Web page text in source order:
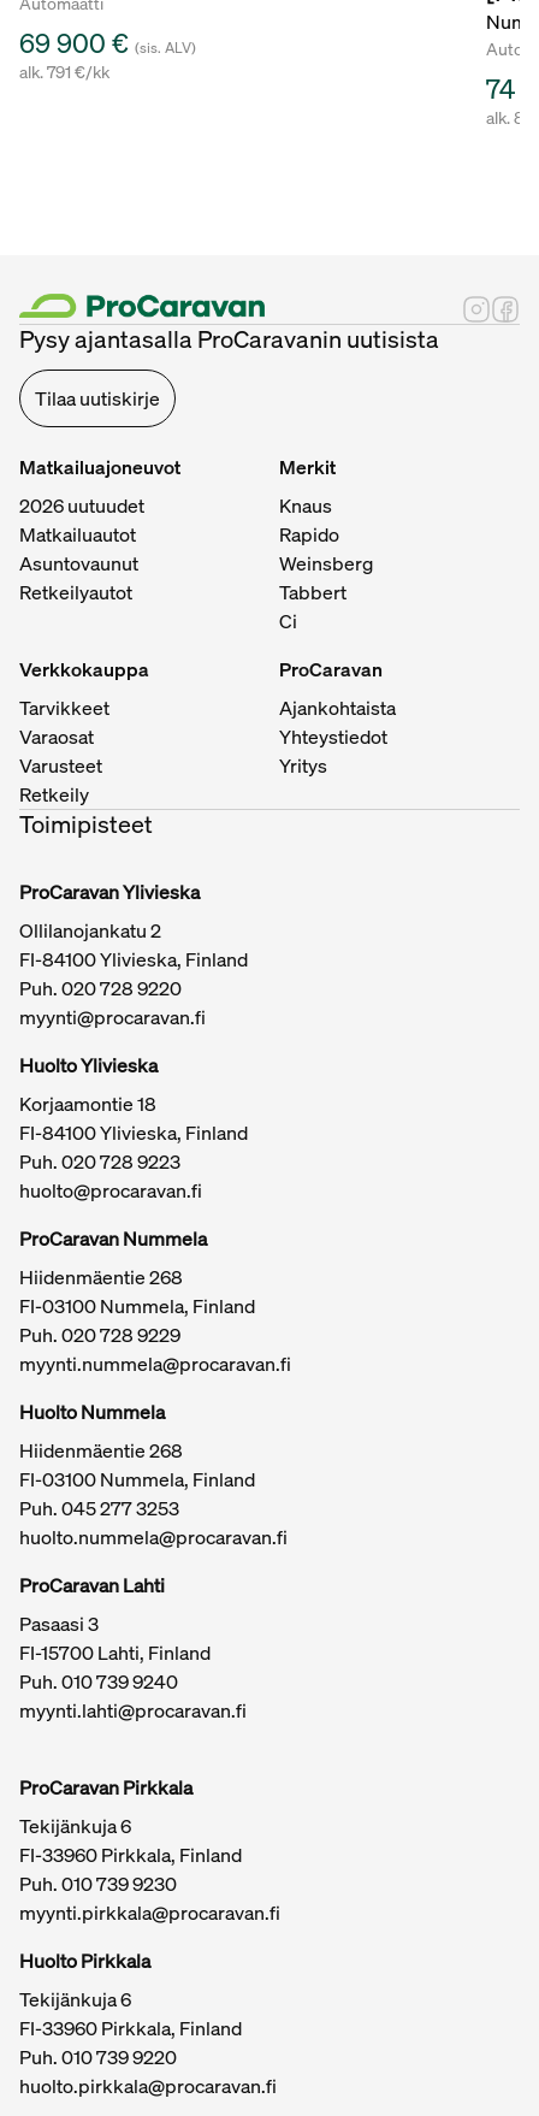
69 900 € (sis. ALV)
alk. 791 €/kk 74
alk.
Tärkeitä linkkejä / sivukartta
Pysy ajantasalla ProCaravanin uutisista
Tilaa uutiskirje
Matkailuajoneuvot
2026 uutuudet
Matkailuautot
Asuntovaunut
Retkeilyautot
Merkit
Knaus
Rapido
Weinsberg
Tabbert
Ci
Verkkokauppa
Tarvikkeet
Varaosat
Varusteet
Retkeily
ProCaravan
Ajankohtaista
Yhteystiedot
Yritys
Toimipisteet
ProCaravan Ylivieska
Ollilanojankatu 2
FI-84100 Ylivieska, Finland
Puh.020 728 9220
myynti@procaravan.fi
Huolto Ylivieska
Korjaamontie 18
FI-84100 Ylivieska, Finland
Puh.020 728 9223
huolto@procaravan.fi
ProCaravan Nummela
Hiidenmäentie 268
FI-03100 Nummela, Finland
Puh.020 728 9229
myynti.nummela@procaravan.fi
Huolto Nummela
Hiidenmäentie 268
FI-03100 Nummela, Finland
Puh. 045 277 3253
huolto.nummela@procaravan.fi
ProCaravan Lahti
Pasaasi 3
FI-15700 Lahti, Finland
Puh.010 739 9240
myynti.lahti@procaravan.fi
ProCaravan Pirkkala
Tekijänkuja 6
FI-33960 Pirkkala, Finland
Puh.010 739 9230
myynti.pirkkala@procaravan.fi
Huolto Pirkkala
Tekijänkuja 6
FI-33960 Pirkkala, Finland
Puh.010 739 9220
huolto.pirkkala@procaravan.fi